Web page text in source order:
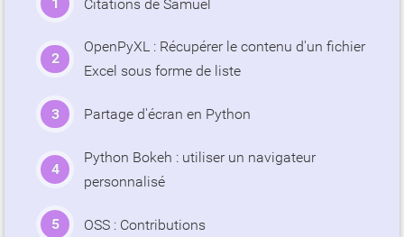
Citations de Samuel
OpenPyXL : Récupérer le contenu d'un fichier
Excel sous forme de liste
Partage d'écran en Python
Python Bokeh : utiliser un navigateur
personnalisé
OSS : Contributions